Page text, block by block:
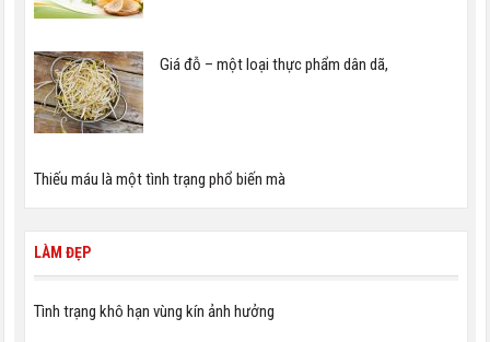
Giá đỗ – một loại thực phẩm dân dã,
Thiếu máu là một tình trạng phổ biến mà
LÀM ĐẸP
Tình trạng khô hạn vùng kín ảnh hưởng